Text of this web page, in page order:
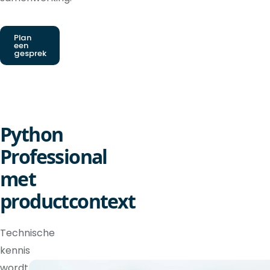
Plan
een
gesprek
Python
Professional
met
productcontext
Technische
kennis